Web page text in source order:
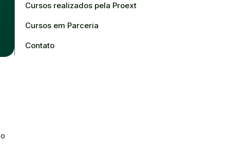
Cursos realizados pela Proext
Cursos em Parceria
Contato